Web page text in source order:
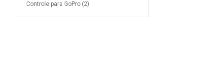
Controle para GoPro (2)